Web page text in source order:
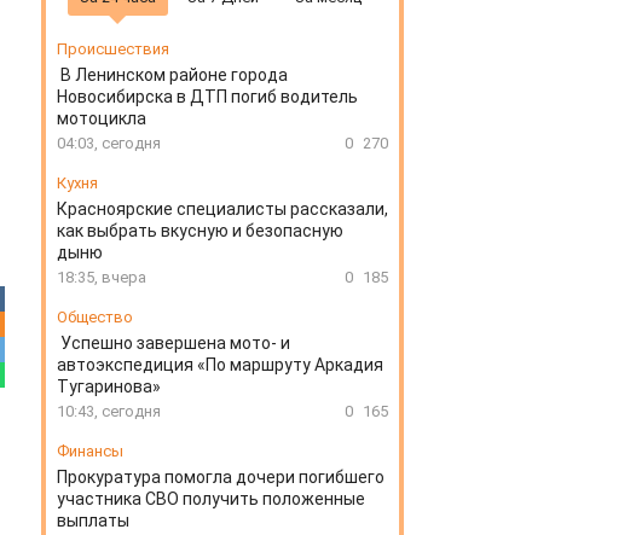
Происшествия
В Ленинском районе города
Новосибирска в ДТП погиб водитель
мотоцикла
04:03, сегодня 0 270
Кухня
Красноярские специалисты рассказали,
как выбрать вкусную и безопасную
дыню
18:35, вчера 0 185
Общество
Успешно завершена мото- и
автоэкспедиция «По маршруту Аркадия
Тугаринова»
10:43, сегодня 0 165
Финансы
Прокуратура помогла дочери погибшего
участника СВО получить положенные
выплаты